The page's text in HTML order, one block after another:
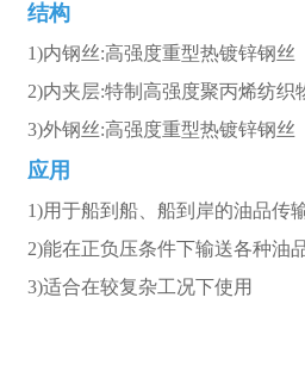
结构
1)内钢丝:高强度重型热镀锌钢丝
2)内夹层:特制高强度聚丙烯纺织
3)外钢丝:高强度重型热镀锌钢丝
应用
1)用于船到船、船到岸的油品传
2)能在正负压条件下输送各种油
3)适合在较复杂工况下使用